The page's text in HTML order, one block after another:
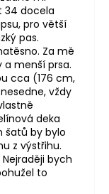
34 docela
pro větší
pas.
Za mě
a menší prsa.
cca (176 cm,
vždy
deka
šatů by bylo
z výstřihu.
bych
to